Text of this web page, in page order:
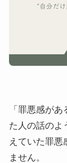
「罪悪感が
た人の話のよ
えていた罪悪
ません。